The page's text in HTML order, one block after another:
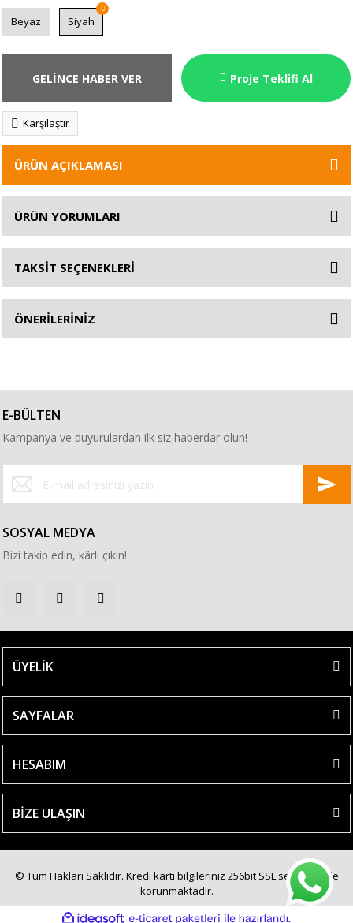
Beyaz Siyah
GELİNCE HABER VER Proje Teklifi Al
Karşılaştır
ÜRÜN AÇIKLAMASI
ÜRÜN YORUMLARI
TAKSİT SEÇENEKLERİ
ÖNERİLERİNİZ
E-BÜLTEN
Kampanya ve duyurulardan ilk siz haberdar olun!
SOSYAL MEDYA
Bizi takip edin, kârlı çıkın!
ÜYELİK
SAYFALAR
HESABIM
BİZE ULAŞIN
© Tüm Hakları Saklıdır. Kredi kartı bilgileriniz 256bit SSL sertifikası ile
korunmaktadır.
ideasoft e-